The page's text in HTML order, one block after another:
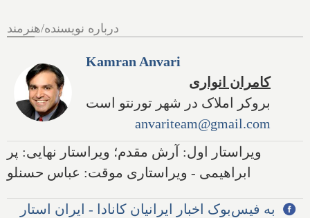
درباره نویسنده/هنرمند
Kamran Anvari
کامران انواری
بروکر املاک در شهر تورنتو است
anvariteam@gmail.com
ویراستار اول: آرش مقدم؛ ویراستار نهایی: پر
ابراهیمی - ویراستاری موقت: عباس حسنلو
به فیس‌بوک اخبار ایرانیان کانادا - ایران استار